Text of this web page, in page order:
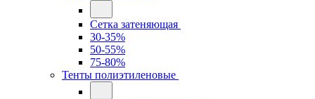
Сетка затеняющая
30-35%
50-55%
75-80%
Тенты полиэтиленовые